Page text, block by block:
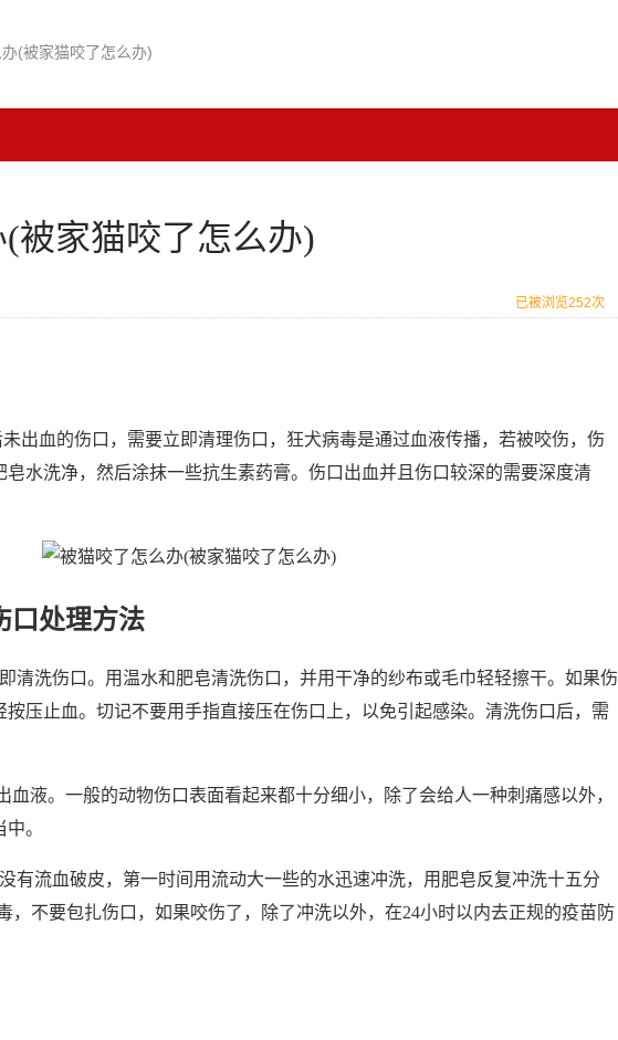
(被家猫咬了怎么办)
被家猫咬了怎么办)
已被浏览252次
出血的伤口，需要立即清理伤口，狂犬病毒是通过血液传播，若被咬伤，伤
皂水洗净，然后涂抹一些抗生素药膏。伤口出血并且伤口较深的需要深度清
口处理方法
清洗伤口。用温水和肥皂清洗伤口，并用干净的纱布或毛巾轻轻擦干。如果伤
按压止血。切记不要用手指直接压在伤口上，以免引起感染。清洗伤口后，需
血液。一般的动物伤口表面看起来都十分细小，除了会给人一种刺痛感以外，
。
有流血破皮，第一时间用流动大一些的水迅速冲洗，用肥皂反复冲洗十五分
，不要包扎伤口，如果咬伤了，除了冲洗以外，在24小时以内去正规的疫苗防